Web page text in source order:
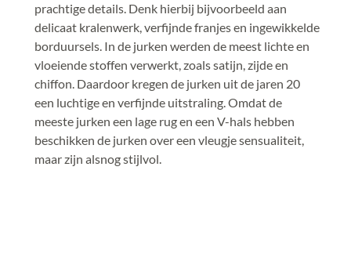
prachtige details. Denk hierbij bijvoorbeeld aan
delicaat kralenwerk, verfijnde franjes en ingewikkelde
borduursels. In de jurken werden de meest lichte en
vloeiende stoffen verwerkt, zoals satijn, zijde en
chiffon. Daardoor kregen de jurken uit de jaren 20
een luchtige en verfijnde uitstraling. Omdat de
meeste jurken een lage rug en een V-hals hebben
beschikken de jurken over een vleugje sensualiteit,
maar zijn alsnog stijlvol.